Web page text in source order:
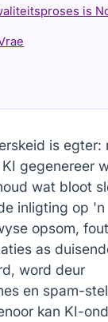
is
is egter:
gegenereer
wat bloot
inligting op 'n
opsom,
as
word deur
en spam-
kan KI-